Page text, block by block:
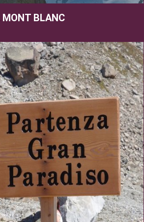
MONT BLANC